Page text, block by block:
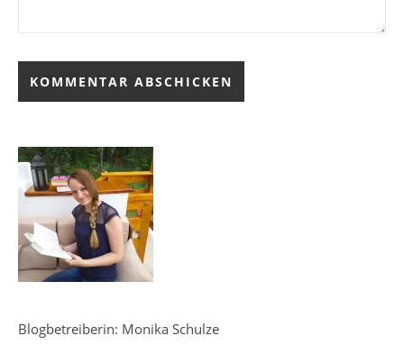
Blogbetreiberin: Monika Schulze